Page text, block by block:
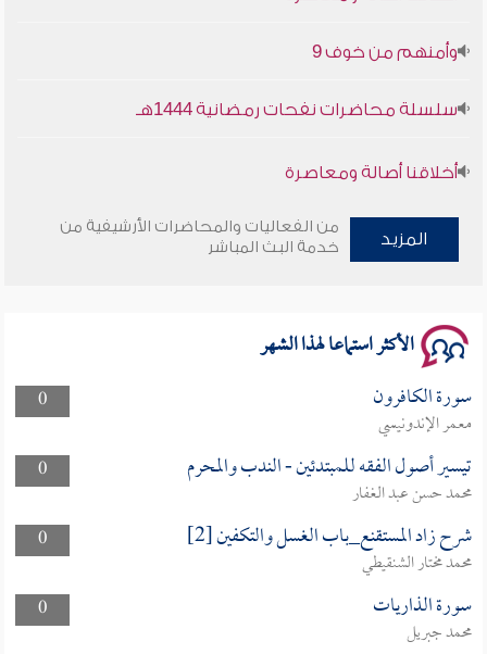
وأمنهم من خوف 9
أخلاقنا أصالة ومعاصرة
وأمنهم من خوف 9
المزيد
من الفعاليات والمحاضرات الأرشيفية من
خدمة البث المباشر
الأكثر استماعا لهذا الشهر
0 سورة الكافرون
معمر الإندونيسي
0
تيسير أصول الفقه للمبتدئين - الندب والمحرم
محمد حسن عبد الغفار
0
شرح زاد المستقنع_باب الغسل والتكفين [2]
محمد مختار الشنقيطي
0
سورة الذاريات
محمد جبريل